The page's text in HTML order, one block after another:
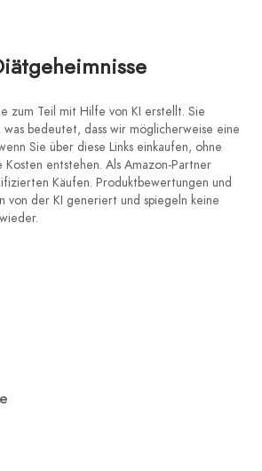
zum Teil mit Hilfe von KI erstellt. Sie
bedeutet, dass wir möglicherweise eine
Sie über diese Links einkaufen, ohne
Kosten entstehen. Als Amazon-Partner
Käufen. Produktbewertungen und
von der KI generiert und spiegeln keine